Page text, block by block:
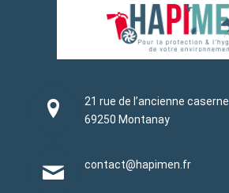
21 rue de l’ancienne caserne
69250 Montanay
contact@hapimen.fr